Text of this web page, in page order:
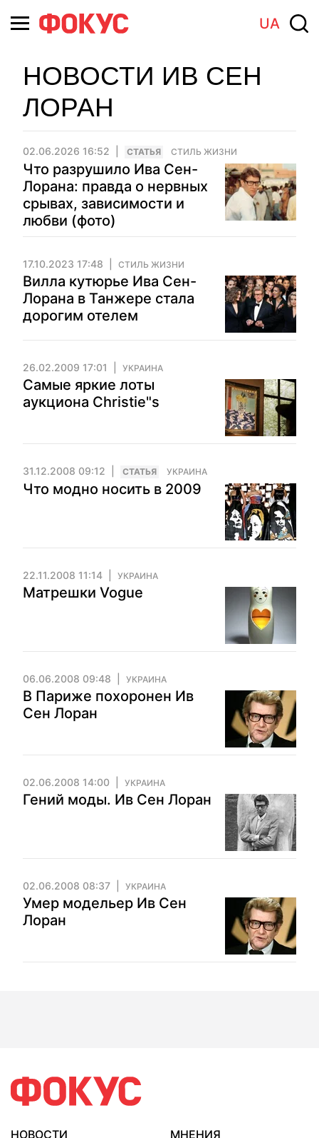
UA
НОВОСТИ ИВ СЕН
ЛОРАН
02.06.2026 16:52 CТАТЬЯ СТИЛЬ ЖИЗНИ
Что разрушило Ива Сен-
Лорана: правда о нервных
срывах, зависимости и
любви (фото)
17.10.2023 17:48 СТИЛЬ ЖИЗНИ
Вилла кутюрье Ива Сен-
Лорана в Танжере стала
дорогим отелем
26.02.2009 17:01 УКРАИНА
Самые яркие лоты
аукциона Christie"s
31.12.2008 09:12 CТАТЬЯ УКРАИНА
Что модно носить в 2009
22.11.2008 11:14 УКРАИНА
Матрешки Vogue
06.06.2008 09:48 УКРАИНА
В Париже похоронен Ив
Сен Лоран
02.06.2008 14:00 УКРАИНА
Гений моды. Ив Сен Лоран
02.06.2008 08:37 УКРАИНА
Умер модельер Ив Сен
Лоран
НОВОСТИ
МНЕНИЯ